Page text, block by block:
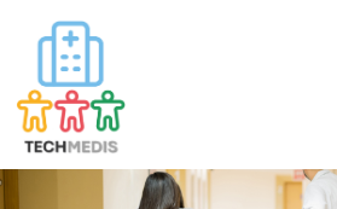
OCHRONY